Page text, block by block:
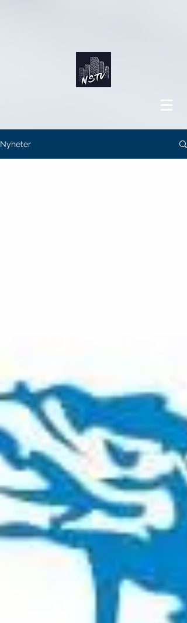
Nyheter